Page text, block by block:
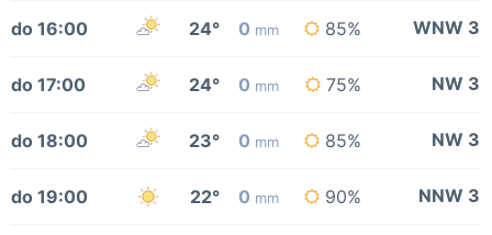
do 16:00 24° 0 mm 85% WNW 3
do 17:00 24° 0 mm 75% NW 3
do 18:00 23° 0 mm 85% NW 3
do 19:00 22° 0 mm 90% NNW 3